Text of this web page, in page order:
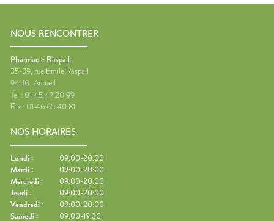
NOUS RENCONTRER
Pharmacie Raspail
35-39, rue Emile Raspail
94110 Arcueil
Tel : 01 45 47 20 99
Fax : 01 46 65 40 81
NOS HORAIRES
Lundi :
09:00-20:00
Mardi :
09:00-20:00
Mercredi :
09:00-20:00
Jeudi :
09:00-20:00
Vendredi :
09:00-20:00
Samedi :
09:00-19:30